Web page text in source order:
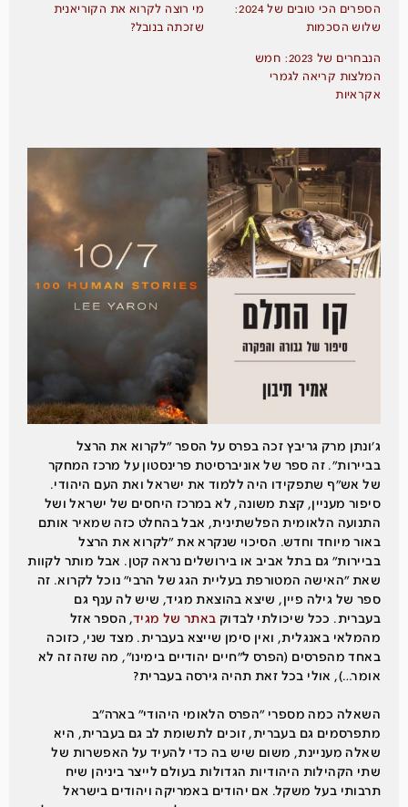
הספרים הכי טובים של 2024:
שלוש הסכמות
מי רוצה לקרוא את הקוריאנית
שזכתה בנובל?
הנבחרים של 2023: חמש
המלצות קריאה לגמרי
אקראיות
ג׳ונתן מרק גריבץ זכה בפרס על הספר ״לקרוא את הרצל
בביירות״. זה ספר של אוניברסיטת פרינסטון על מרכז המחקר
של אש״ף שתפקידו היה ללמוד את ישראל ואת העם היהודי.
סיפור מעניין, קצת משונה, לא במרכז היחסים של ישראל ושל
התנועה הלאומית הפלשתינית, אבל בהחלט כזה שמאיר אותם
באור מיוחד וחדש. הסיכוי שנקרא את ״לקרוא את הרצל
בביירות״ גם בתל אביב או בירושלים נראה קטן. אבל מותר לקוות
שאת ״האישה המטורפת בעליית הגג של הרבי״ נוכל לקרוא. זה
ספר של גילה פיין, שיצא בהוצאת מגיד, שיש לה ענף גם
בעברית. ככל שיכולתי לבדוק באתר של מגיד, הספר אזל
מהמלאי באנגלית, ואין סימן שייצא בעברית. מצד שני, כזוכה
באחד מהפרסים (הפרס ל״חיים יהודיים בימינו״, מה שזה זה לא
אומר…), אולי בכל זאת תהיה גירסה בעברית?
השאלה כמה מספרי ״הפרס הלאומי היהודי״ בארה״ב
מתפרסמים גם בעברית, זוכים לתשומת לב גם בעברית, היא
שאלה מעניינת, משום שיש בה כדי להעיד על האפשרות של
שתי הקהילות היהודיות הגדולות בעולם לייצר ביניהן שיח
תרבותי בעל משקל. אם יהודים באמריקה ויהודים בישראל